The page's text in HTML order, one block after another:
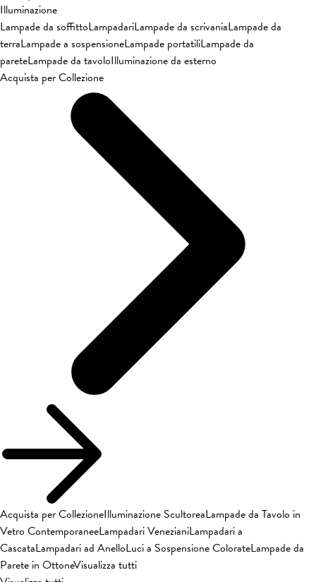
Illuminazione
Lampade da soffittoLampadariLampade da scrivaniaLampade da
terraLampade a sospensioneLampade portatiliLampade da
pareteLampade da tavoloIlluminazione da esterno
Acquista per Collezione
Acquista per CollezioneIlluminazione ScultoreaLampade da Tavolo in
Vetro ContemporaneeLampadari VenezianiLampadari a
CascataLampadari ad AnelloLuci a Sospensione ColorateLampade da
Parete in OttoneVisualizza tutti